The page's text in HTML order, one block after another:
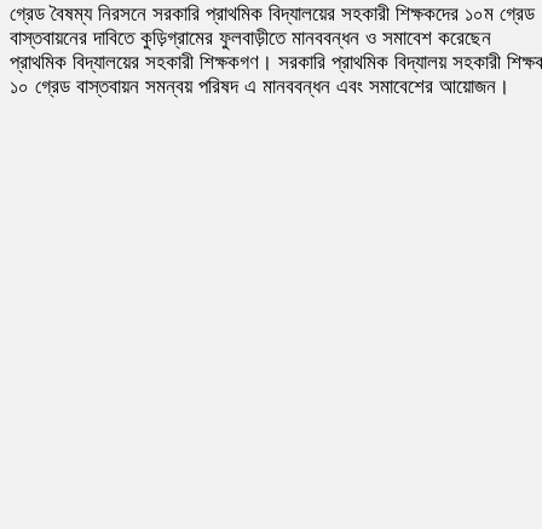
গ্রেড বৈষম্য নিরসনে সরকারি প্রাথমিক বিদ্যালয়ের সহকারী শিক্ষকদের ১০ম গ্রেড
বাস্তবায়নের দাবিতে কুড়িগ্রামের ফুলবাড়ীতে মানববন্ধন ও সমাবেশ করেছেন
প্রাথমিক বিদ্যালয়ের সহকারী শিক্ষকগণ। সরকারি প্রাথমিক বিদ্যালয় সহকারী
১০ গ্রেড বাস্তবায়ন সমন্বয় পরিষদ এ মানববন্ধন এবং সমাবেশের আয়োজন।